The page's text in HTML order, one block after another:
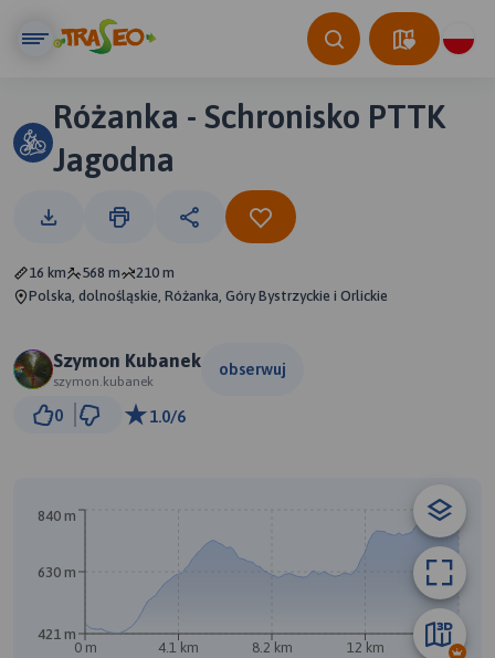
Różanka - Schronisko PTTK
Jagodna
16 km 568 m
210 m
Polska, dolnośląskie, Różanka, Góry Bystrzyckie i Orlickie
Szymon Kubanek
szymon.kubanek
obserwuj
0 1.0/6
0 m 4.1 km 8.2 km 12 km 16 km
421 m
630 m
840 m